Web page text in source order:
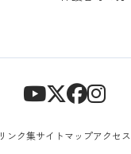
リンク集サイトマップアクセス